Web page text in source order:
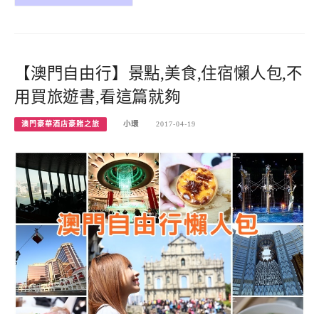
【澳門自由行】景點,美食,住宿懶人包,不
用買旅遊書,看這篇就夠
澳門豪華酒店豪賭之旅 小環 2017-04-19